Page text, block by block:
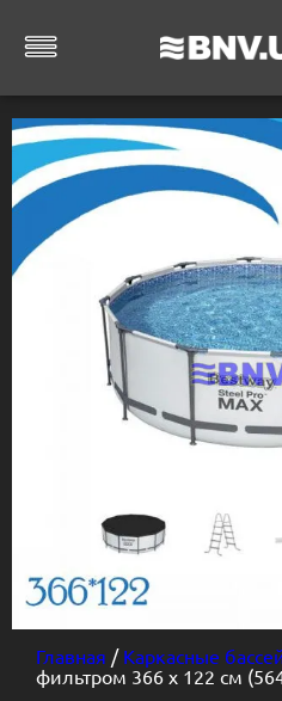
Главная / Каркасные
фильтром 366 х 122 см